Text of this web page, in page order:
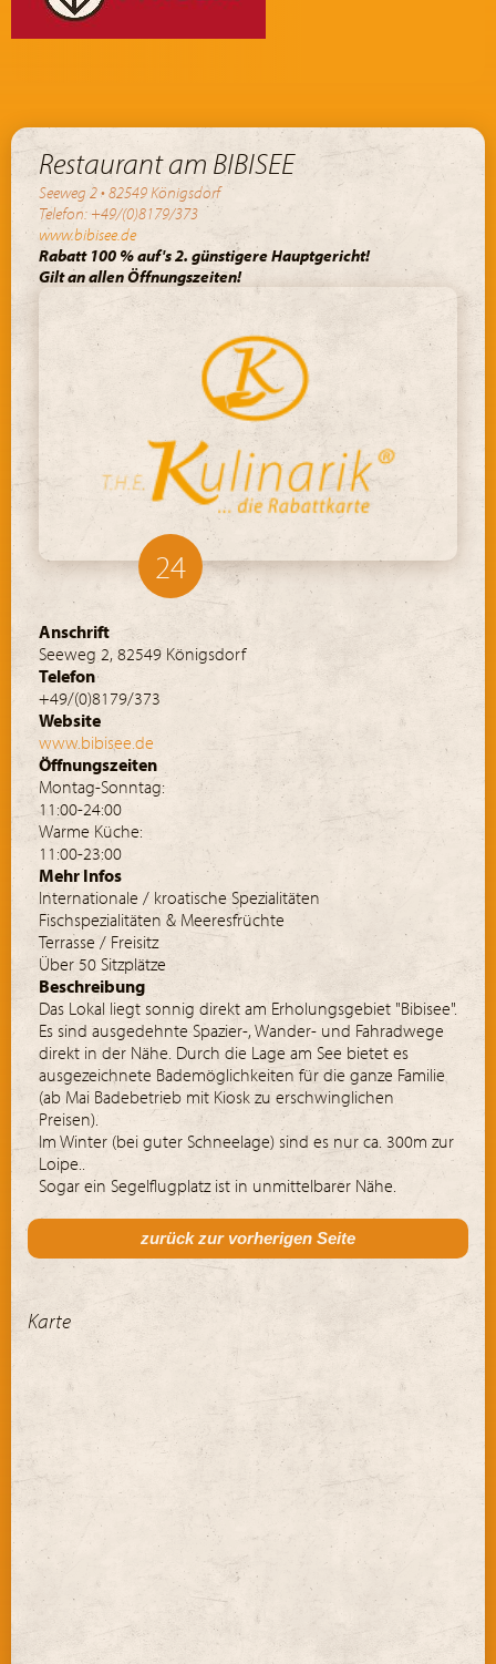
Restaurant am BIBISEE
Seeweg 2 • 82549 Königsdorf
Telefon: +49/(0)8179/373
www.bibisee.de
Rabatt 100 % auf's 2. günstigere Hauptgericht!
Gilt an allen Öffnungszeiten!
24
Anschrift
Seeweg 2, 82549 Königsdorf
Telefon
+49/(0)8179/373
Website
www.bibisee.de
Öffnungszeiten
Montag-Sonntag:
11:00-24:00
Warme Küche:
11:00-23:00
Mehr Infos
Internationale / kroatische Spezialitäten
Fischspezialitäten & Meeresfrüchte
Terrasse / Freisitz
Über 50 Sitzplätze
Beschreibung
Das Lokal liegt sonnig direkt am Erholungsgebiet "Bibisee".
Es sind ausgedehnte Spazier-, Wander- und Fahradwege
direkt in der Nähe. Durch die Lage am See bietet es
ausgezeichnete Bademöglichkeiten für die ganze Familie
(ab Mai Badebetrieb mit Kiosk zu erschwinglichen
Preisen).
Im Winter (bei guter Schneelage) sind es nur ca. 300m zur
Loipe..
Sogar ein Segelflugplatz ist in unmittelbarer Nähe.
zurück zur vorherigen Seite
Karte